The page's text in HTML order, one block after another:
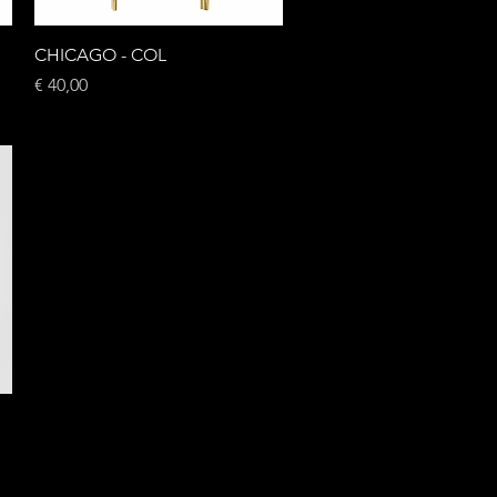
Snel overzicht
CHICAGO - COL
Prijs
€ 40,00